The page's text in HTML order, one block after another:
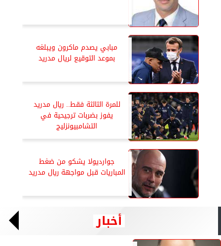
مبابي يصدم ماكرون ويبلغه
بموعد التوقيع لريال مدريد
للمرة الثالثة فقط.. ريال مدريد
يفوز بضربات ترجيحية في
التشامبيونزليج
جوارديولا يشكو من ضغط
المباريات قبل مواجهة ريال مدريد
أخبار